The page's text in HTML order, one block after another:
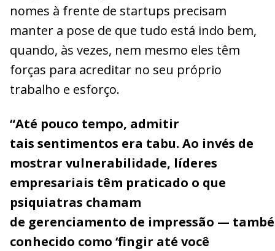
nomes à frente de startups precisam
manter a pose de que tudo está indo bem,
quando, às vezes, nem mesmo eles têm
forças para acreditar no seu próprio
trabalho e esforço.
“Até pouco tempo, admitir
tais sentimentos era tabu. Ao invés de
mostrar vulnerabilidade, líderes
empresariais têm praticado o que
psiquiatras chamam
de gerenciamento de impressão —
conhecido como ‘fingir até você